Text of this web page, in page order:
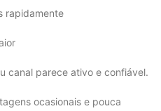
rapidamente
canal parece ativo e confiável.
ocasionais e pouca